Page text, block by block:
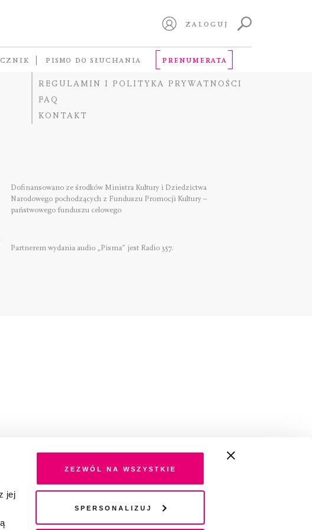
jej
Zezwól na wszystkie
Spersonalizuj
ZALOGUJ
PISMO DO SŁUCHANIA PRENUMERATA
REGULAMIN I POLITYKA PRYWATNOŚCI
FAQ
KONTAKT
Dofinansowano ze środków Ministra Kultury i Dziedzictwa
Narodowego pochodzących z Funduszu Promocji Kultury –
państwowego funduszu celowego
Partnerem wydania audio „Pisma” jest Radio 357.